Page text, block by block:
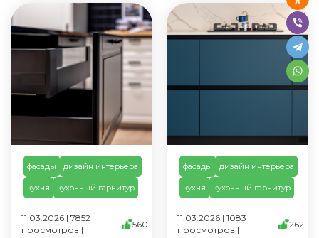
фасады дизайн интерьера
кухня кухонный гарнитур
11.03.2026 | 7852
просмотров |
560
фасады дизайн интерьера
кухня кухонный гарнитур
11.03.2026 | 1083
просмотров |
262